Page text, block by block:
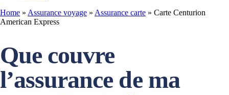
Home » Assurance voyage » Assurance carte » Carte Centurion
American Express
Que couvre
l’assurance de ma